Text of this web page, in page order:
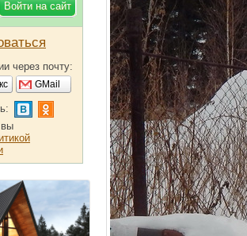
через почту:
GMail